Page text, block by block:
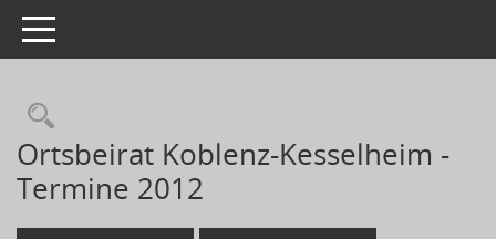
Toggle navigation
Ortsbeirat Koblenz-Kesselheim -
Termine 2012